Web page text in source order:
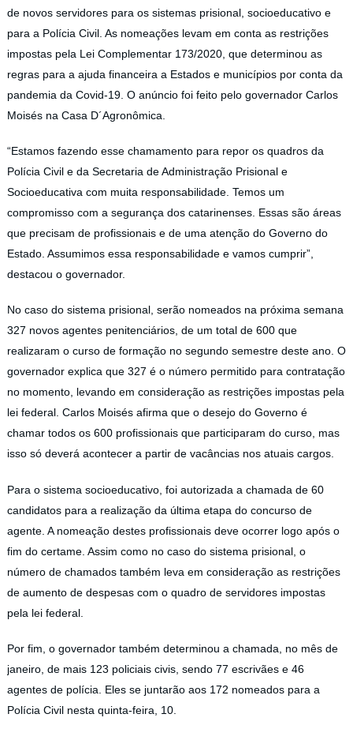
de novos servidores para os sistemas prisional, socioeducativo e
para a Polícia Civil. As nomeações levam em conta as restrições
impostas pela Lei Complementar 173/2020, que determinou as
regras para a ajuda financeira a Estados e municípios por conta da
pandemia da Covid-19. O anúncio foi feito pelo governador Carlos
Moisés na Casa D´Agronômica.
“Estamos fazendo esse chamamento para repor os quadros da
Polícia Civil e da Secretaria de Administração Prisional e
Socioeducativa com muita responsabilidade. Temos um
compromisso com a segurança dos catarinenses. Essas são áreas
que precisam de profissionais e de uma atenção do Governo do
Estado. Assumimos essa responsabilidade e vamos cumprir”,
destacou o governador.
No caso do sistema prisional, serão nomeados na próxima semana
327 novos agentes penitenciários, de um total de 600 que
realizaram o curso de formação no segundo semestre deste ano. O
governador explica que 327 é o número permitido para contratação
no momento, levando em consideração as restrições impostas pela
lei federal. Carlos Moisés afirma que o desejo do Governo é
chamar todos os 600 profissionais que participaram do curso, mas
isso só deverá acontecer a partir de vacâncias nos atuais cargos.
Para o sistema socioeducativo, foi autorizada a chamada de 60
candidatos para a realização da última etapa do concurso de
agente. A nomeação destes profissionais deve ocorrer logo após o
fim do certame. Assim como no caso do sistema prisional, o
número de chamados também leva em consideração as restrições
de aumento de despesas com o quadro de servidores impostas
pela lei federal.
Por fim, o governador também determinou a chamada, no mês de
janeiro, de mais 123 policiais civis, sendo 77 escrivães e 46
agentes de polícia. Eles se juntarão aos 172 nomeados para a
Polícia Civil nesta quinta-feira, 10.